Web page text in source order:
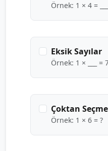
Örnek: 1 × 4 = ___
Eksik Sayılar
Örnek: 1 × ___ =
Çoktan
Örnek: 1 × 6 = ?